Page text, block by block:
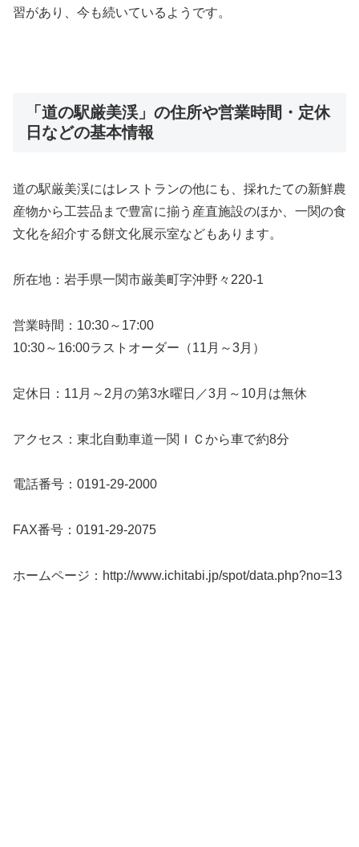
習があり、今も続いているようです。
「道の駅厳美渓」の住所や営業時間・定休
日などの基本情報
道の駅厳美渓にはレストランの他にも、採れたての新鮮農
産物から工芸品まで豊富に揃う産直施設のほか、一関の食
文化を紹介する餅文化展示室などもあります。
所在地：岩手県一関市厳美町字沖野々220-1
営業時間：10:30～17:00
10:30～16:00ラストオーダー（11月～3月）
定休日：11月～2月の第3水曜日／3月～10月は無休
アクセス：東北自動車道一関ＩＣから車で約8分
電話番号：0191-29-2000
FAX番号：0191-29-2075
ホームページ：http://www.ichitabi.jp/spot/data.php?no=13